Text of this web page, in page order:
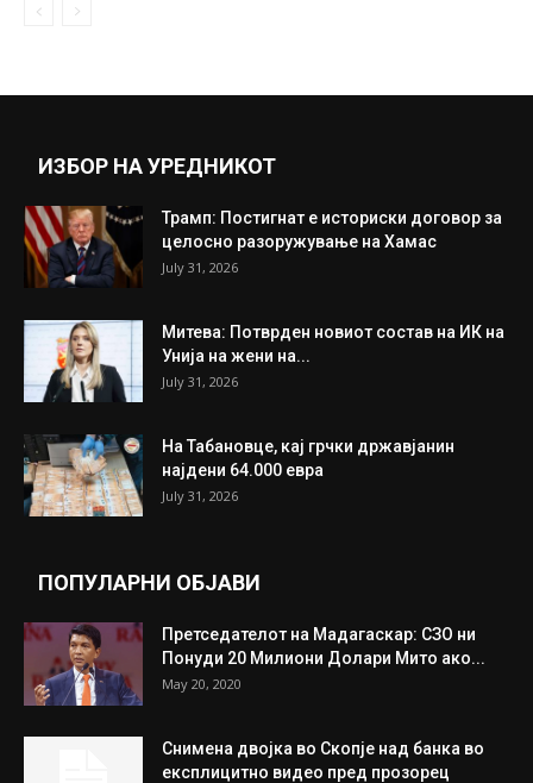
ИЗБОР НА УРЕДНИКОТ
Трамп: Постигнат е историски договор за
целосно разоружување на Хамас
July 31, 2026
Митева: Потврден новиот состав на ИК на
Унија на жени на...
July 31, 2026
На Табановце, кај грчки државјанин
најдени 64.000 евра
July 31, 2026
ПОПУЛАРНИ ОБЈАВИ
Претседателот на Мадагаскар: СЗО ни
Понуди 20 Милиони Долари Мито ако...
May 20, 2020
Снимена двојка во Скопје над банка во
експлицитно видео пред прозорец